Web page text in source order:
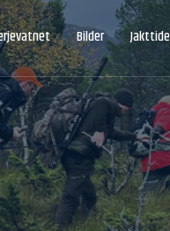
Bilder